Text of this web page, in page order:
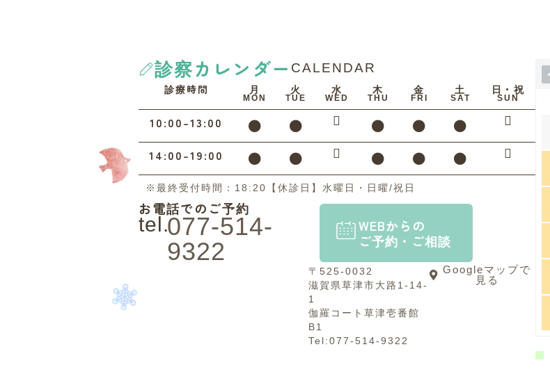
診察カレンダー CALENDAR
診療時間 月
MON
火
TUE
水
WED
木
THU
金
FRI
土
SAT
日・祝
SUN
10:00-13:00
14:00-19:00
※最終受付時間：18:20【休診日】水曜日・日曜/祝日
お電話でのご予約
tel.077-514-
9322
WEBからの
ご予約・ご相談
〒525-0032
滋賀県草津市大路1-14-
1
伽羅コート草津壱番館
B1
Tel:077-514-9322
Googleマップで
見る